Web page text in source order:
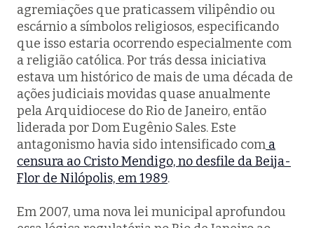
agremiações que praticassem vilipêndio ou
escárnio a símbolos religiosos, especificando
que isso estaria ocorrendo especialmente com
a religião católica. Por trás dessa iniciativa
estava um histórico de mais de uma década de
ações judiciais movidas quase anualmente
pela Arquidiocese do Rio de Janeiro, então
liderada por Dom Eugênio Sales. Este
antagonismo havia sido intensificado com a
censura ao Cristo Mendigo, no desfile da Beija-
Flor de Nilópolis, em 1989.
Em 2007, uma nova lei municipal aprofundou